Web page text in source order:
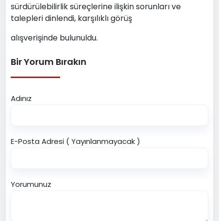
sürdürülebilirlik süreçlerine ilişkin sorunları ve
talepleri dinlendi, karşılıklı görüş
alışverişinde bulunuldu.
Bir Yorum Bırakın
Adınız
E-Posta Adresi ( Yayınlanmayacak )
Yorumunuz